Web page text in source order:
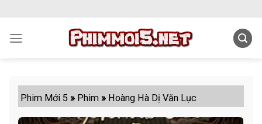
content
Phim Mới 5 » Phim » Hoàng Hà Dị Văn Lục